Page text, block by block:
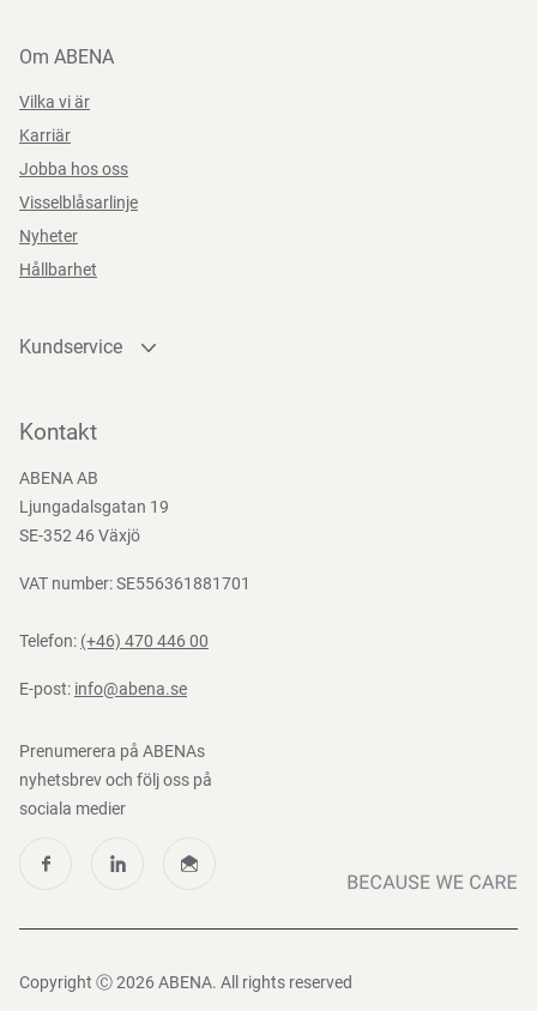
Om ABENA
Vilka vi är
Karriär
Jobba hos oss
Visselblåsarlinje
Nyheter
Hållbarhet
Kundservice
Bli kund
Nedladdningar
Kontakt
ABENA AB
Ljungadalsgatan 19
SE-352 46 Växjö
VAT number: SE556361881701
Telefon: (+46) 470 446 00
E-post: info@abena.se
Prenumerera på ABENAs
nyhetsbrev och följ oss på
sociala medier
Copyright Ⓒ 2026 ABENA. All rights reserved